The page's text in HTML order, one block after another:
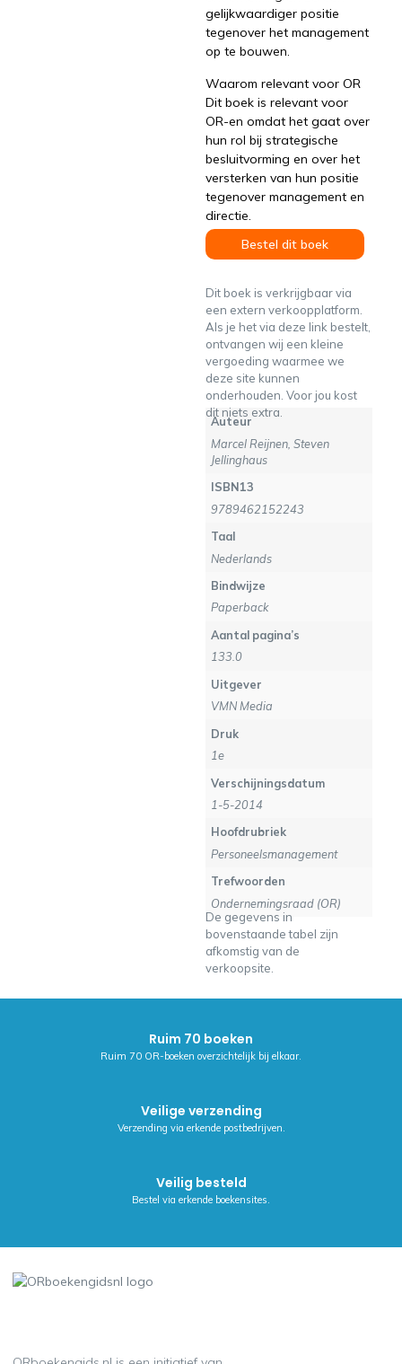
gelijkwaardiger positie
tegenover het management
op te bouwen.
Waarom relevant voor OR
Dit boek is relevant voor
OR-en omdat het gaat over
hun rol bij strategische
besluitvorming en over het
versterken van hun positie
tegenover management en
directie.
Bestel dit boek
Dit boek is verkrijgbaar via
een extern verkoopplatform.
Als je het via deze link bestelt,
ontvangen wij een kleine
vergoeding waarmee we
deze site kunnen
onderhouden. Voor jou kost
dit niets extra.
Auteur
Marcel Reijnen, Steven
Jellinghaus
ISBN13
9789462152243
Taal
Nederlands
Bindwijze
Paperback
Aantal pagina’s
133.0
Uitgever
VMN Media
Druk
1e
Verschijningsdatum
1-5-2014
Hoofdrubriek
Personeelsmanagement
Trefwoorden
Ondernemingsraad (OR)
De gegevens in
bovenstaande tabel zijn
afkomstig van de
verkoopsite.
Ruim 70 boeken
Ruim 70 OR-boeken overzichtelijk bij elkaar.
Veilige verzending
Verzending via erkende postbedrijven.
Veilig besteld
Bestel via erkende boekensites.